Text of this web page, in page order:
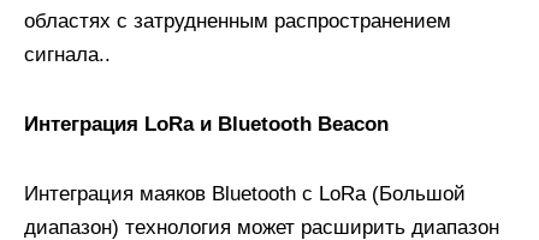
областях с затрудненным распространением
сигнала..
Интеграция LoRa и Bluetooth Beacon
Интеграция маяков Bluetooth с LoRa (Большой
диапазон) технология может расширить диапазон